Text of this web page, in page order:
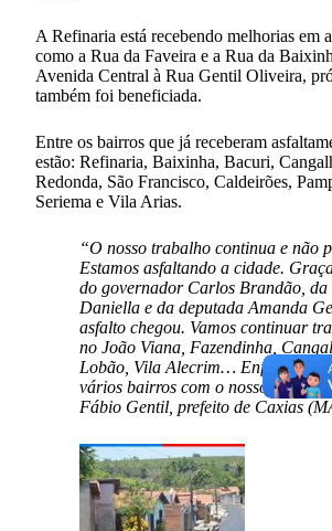
A Refinaria está recebendo melhorias em
como a Rua da Faveira e a Rua da
Avenida Central à Rua Gentil Oliveira,
também foi beneficiada.
Entre os bairros que já receberam
estão: Refinaria, Baixinha, Bacuri,
Redonda, São Francisco, Caldeirões,
Seriema e Vila Arias.
“O nosso trabalho continua e não
Estamos asfaltando a cidade.
do governador Carlos Brandão, da
Daniella e da deputada Amanda
asfalto chegou. Vamos continuar
no João Viana, Fazendinha,
Lobão, Vila Alecrim… Enfim,
vários bairros com o nosso
Fábio Gentil, prefeito de Caxias